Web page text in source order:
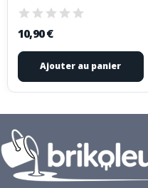
10,90 €
Ajouter au panier